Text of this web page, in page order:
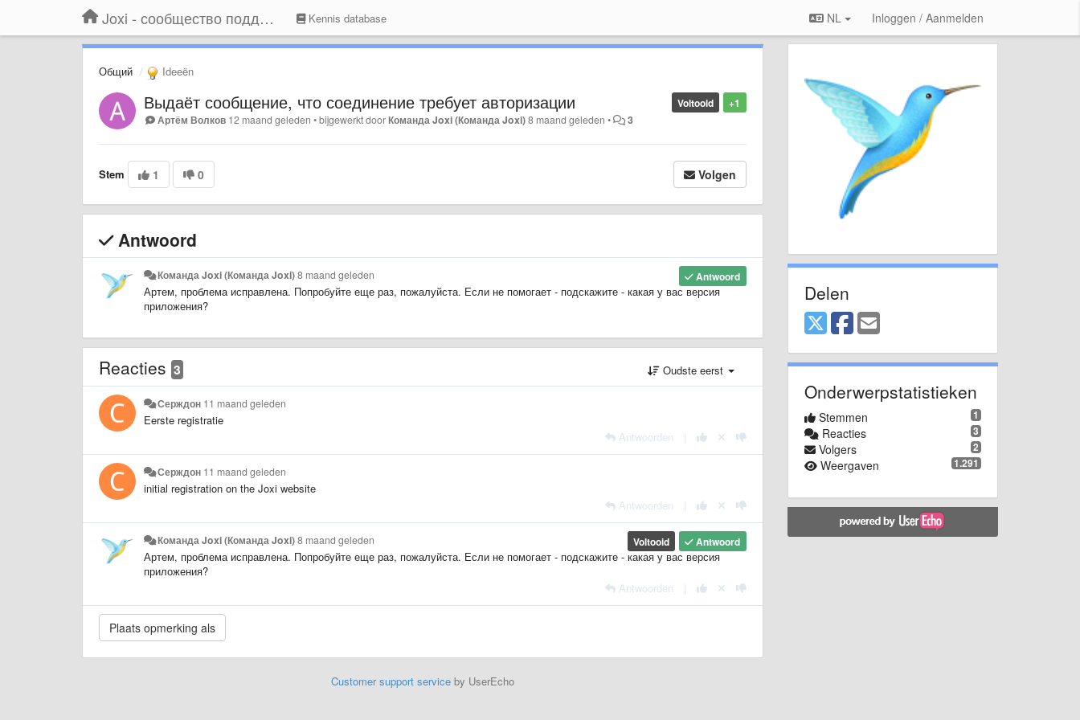
Joxi - сообщество поддержки Kennis database NL Inloggen / Aanmelden
Общий Ideeën
+1
Voltooid
Выдаёт сообщение, что соединение требует авторизации
Артём Волков 12 maand geleden •bijgewerkt doorКоманда Joxi (Команда Joxi)8 maand geleden • 3
Stem 1 0 Volgen
Antwoord
Antwoord
Команда Joxi (Команда Joxi)8 maand geleden
Артем, проблема исправлена. Попробуйте еще раз, пожалуйста. Если не помогает - подскажите - какая у вас версия
приложения?
Reacties 3 Oudste eerst
Серждон 11 maand geleden
Eerste registratie
Antwoorden
Серждон 11 maand geleden
initial registration on the Joxi website
Antwoorden
Antwoord
Voltooid
Команда Joxi (Команда Joxi)8 maand geleden
Артем, проблема исправлена. Попробуйте еще раз, пожалуйста. Если не помогает - подскажите - какая у вас версия
приложения?
Antwoorden
Customer support serviceby UserEcho
Delen
Onderwerpstatistieken
1
Stemmen
3
Reacties
2
Volgers
1.291
Weergaven